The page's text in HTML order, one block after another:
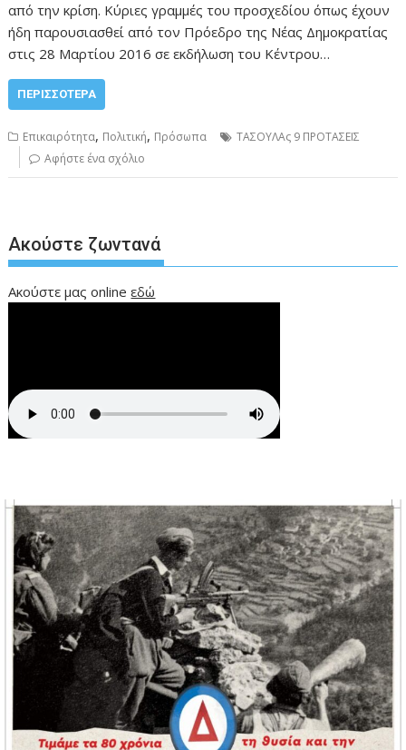
από την κρίση. Κύριες γραμμές του προσχεδίου όπως έχουν
ήδη παρουσιασθεί από τον Πρόεδρο της Νέας Δημοκρατίας
στις 28 Μαρτίου 2016 σε εκδήλωση του Κέντρου…
ΠΕΡΙΣΣΌΤΕΡΑ
Επικαιρότητα, Πολιτική, Πρόσωπα
ΤΑΣΟΥΛΑς 9 ΠΡΟΤΑΣΕΙΣ
Αφήστε ένα σχόλιο
Ακούστε ζωντανά
Ακούστε μας onlineεδώ